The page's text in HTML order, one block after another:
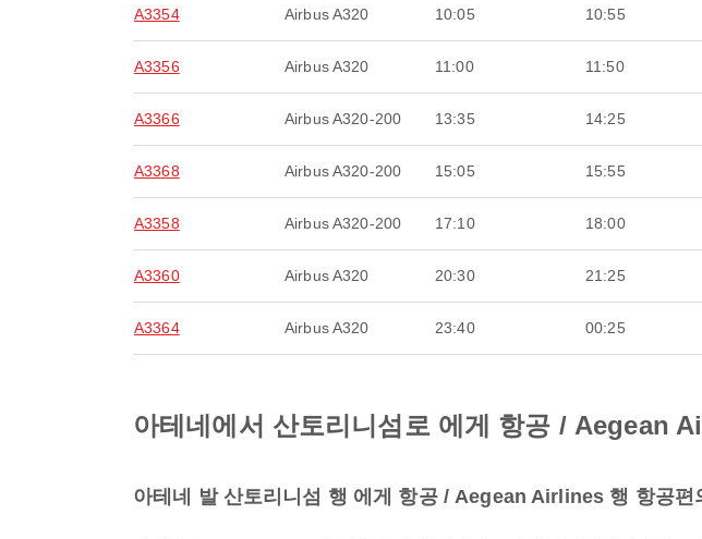
A3354 Airbus A320 10:05 10:55
A3356 Airbus A320 11:00 11:50
A3366 Airbus A320-200 13:35 14:25
A3368 Airbus A320-200 15:05 15:55
A3358 Airbus A320-200 17:10 18:00
A3360 Airbus A320 20:30 21:25
A3364 Airbus A320 23:40 00:25
아테네에서 산토리니섬로 에게 항공 / Aegean
아테네 발 산토리니섬 행 에게 항공 / Aegean Airlines 행 항공편